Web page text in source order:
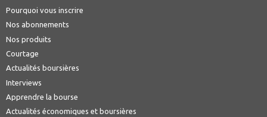
Pourquoi vous inscrire
Nos abonnements
Nos produits
Courtage
Actualités boursières
Interviews
Apprendre la bourse
Actualités économiques et boursières